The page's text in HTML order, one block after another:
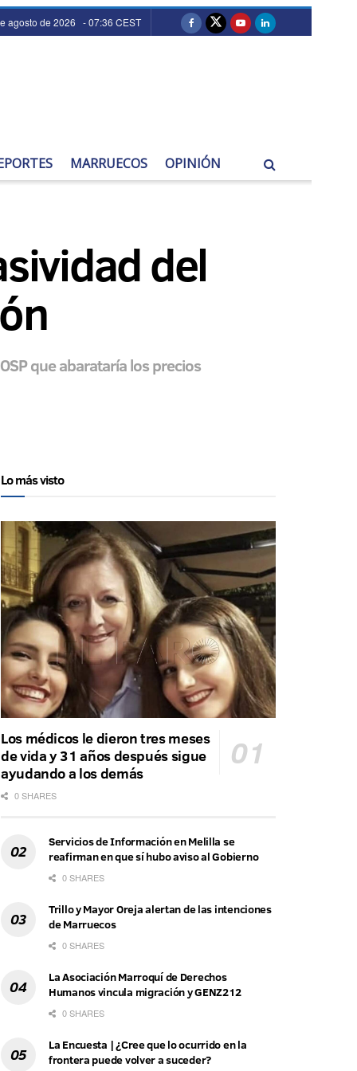
agosto de 2026 - 07:36 CEST
MARRUECOS OPINIÓN
del
que abarataría los precios
Lo más visto
Los médicos le dieron tres meses
de vida y 31 años después sigue
ayudando a los demás
0 SHARES
Servicios de Información en Melilla se
reafirman en que sí hubo aviso al Gobierno
0 SHARES
Trillo y Mayor Oreja alertan de las intenciones
de Marruecos
0 SHARES
La Asociación Marroquí de Derechos
Humanos vincula migración y GENZ212
0 SHARES
La Encuesta | ¿Cree que lo ocurrido en la
frontera puede volver a suceder?